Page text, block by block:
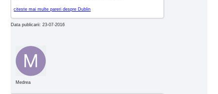
citeste mai multe pareri despre Dublin
Data publicarii: 23-07-2016
Medrea